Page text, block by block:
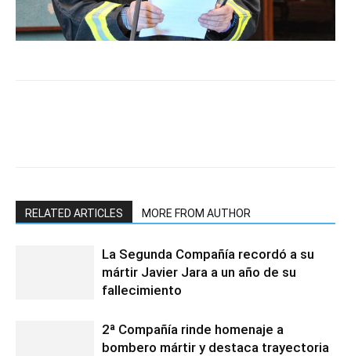
RELATED ARTICLES MORE FROM AUTHOR
La Segunda Compañía recordó a su
mártir Javier Jara a un año de su
fallecimiento
2ª Compañía rinde homenaje a
bombero mártir y destaca trayectoria